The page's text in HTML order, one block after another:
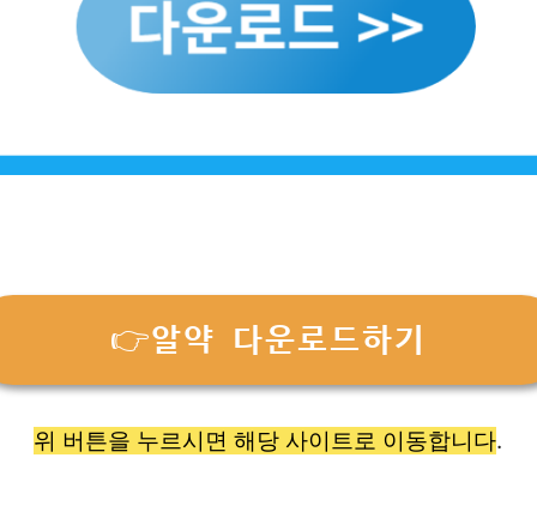
👉알약 다운로드하기
위 버튼을 누르시면 해당 사이트로 이동합니다.